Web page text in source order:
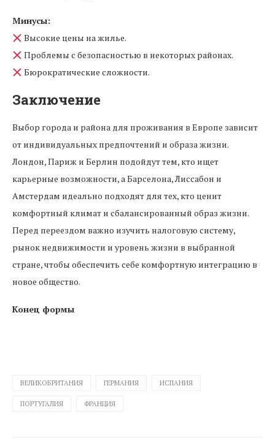
Минусы:
Высокие цены на жилье.
Проблемы с безопасностью в некоторых районах.
Бюрократические сложности.
Заключение
Выбор города и района для проживания в Европе зависит
от индивидуальных предпочтений и образа жизни.
Лондон, Париж и Берлин подойдут тем, кто ищет
карьерные возможности, а Барселона, Лиссабон и
Амстердам идеально подходят для тех, кто ценит
комфортный климат и сбалансированный образ жизни.
Перед переездом важно изучить налоговую систему,
рынок недвижимости и уровень жизни в выбранной
стране, чтобы обеспечить себе комфортную интеграцию в
новое общество.
Конец формы
ВЕЛИКОБРИТАНИЯ ГЕРМАНИЯ ИСПАНИЯ
ПОРТУГАЛИЯ ФРАНЦИЯ